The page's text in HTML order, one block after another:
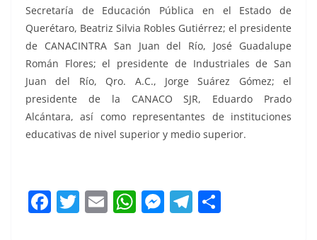
Secretaría de Educación Pública en el Estado de
Querétaro, Beatriz Silvia Robles Gutiérrez; el presidente
de CANACINTRA San Juan del Río, José Guadalupe
Román Flores; el presidente de Industriales de San
Juan del Río, Qro. A.C., Jorge Suárez Gómez; el
presidente de la CANACO SJR, Eduardo Prado
Alcántara, así como representantes de instituciones
educativas de nivel superior y medio superior.
F
a
T
w
E
m
W
h
M
e
T
el